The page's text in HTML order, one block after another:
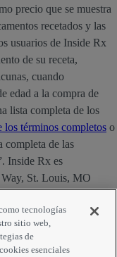
precio que se muestra
recetados y las
usuarios de Inside Rx
de su receta,
cuando
edad a la compra de
lista completa de los
los términos completos o
completa de las
Inside Rx es
St. Louis, MO
tecnologías
sitio web,
de
esenciales